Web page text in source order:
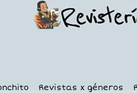
Revistas x géneros